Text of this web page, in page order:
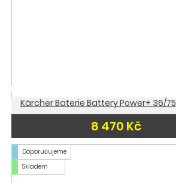
Kärcher Baterie Battery Power+ 36/75
8 470 Kč
Doporučujeme
Skladem